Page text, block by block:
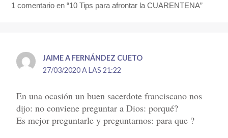
1 comentario en “10 Tips para afrontar la CUARENTENA”
JAIME A FERNÁNDEZ CUETO
27/03/2020 A LAS 21:22
En una ocasión un buen sacerdote franciscano nos
dijo: no conviene preguntar a Dios: porqué?
Es mejor preguntarle y preguntarnos: para que ?